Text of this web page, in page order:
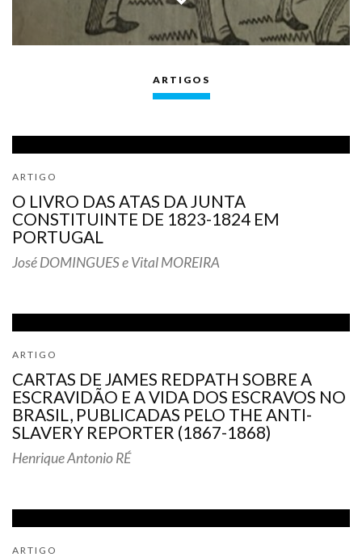
ARTIGOS
ARTIGO
O LIVRO DAS ATAS DA JUNTA
CONSTITUINTE DE 1823-1824 EM
PORTUGAL
José DOMINGUES e Vital MOREIRA
ARTIGO
CARTAS DE JAMES REDPATH SOBRE A
ESCRAVIDÃO E A VIDA DOS ESCRAVOS NO
BRASIL, PUBLICADAS PELO THE ANTI-
SLAVERY REPORTER (1867-1868)
Henrique Antonio RÉ
ARTIGO